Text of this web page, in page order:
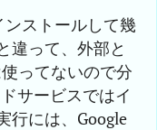
ンストールして幾
違って、外部と
ってないので分
サービスではイ
行には、Google